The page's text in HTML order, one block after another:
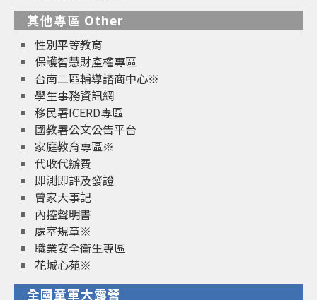
其他專區 Other
性別平等教育
保護智慧財產權專區
台南二區輔導諮商中心※
學生事務資訊網
移民署ICERD專區
國教署公文公告平台
家庭教育專區※
代收代辦費
即測即評及發證
曾家大事記
內控聲明書
處室規章※
職業安全衛生專區
花城心苑※
全國童軍大露營